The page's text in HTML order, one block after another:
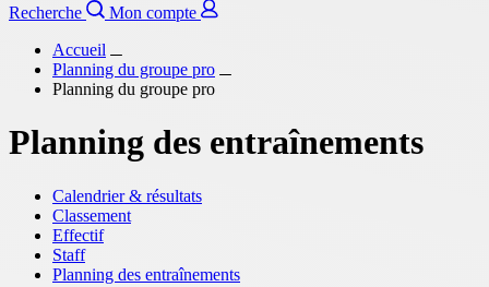
Recherche
Mon compte
Accueil
Planning du groupe pro
Planning du groupe pro
Planning des entraînements
Calendrier & résultats
Classement
Effectif
Staff
Planning des entraînements